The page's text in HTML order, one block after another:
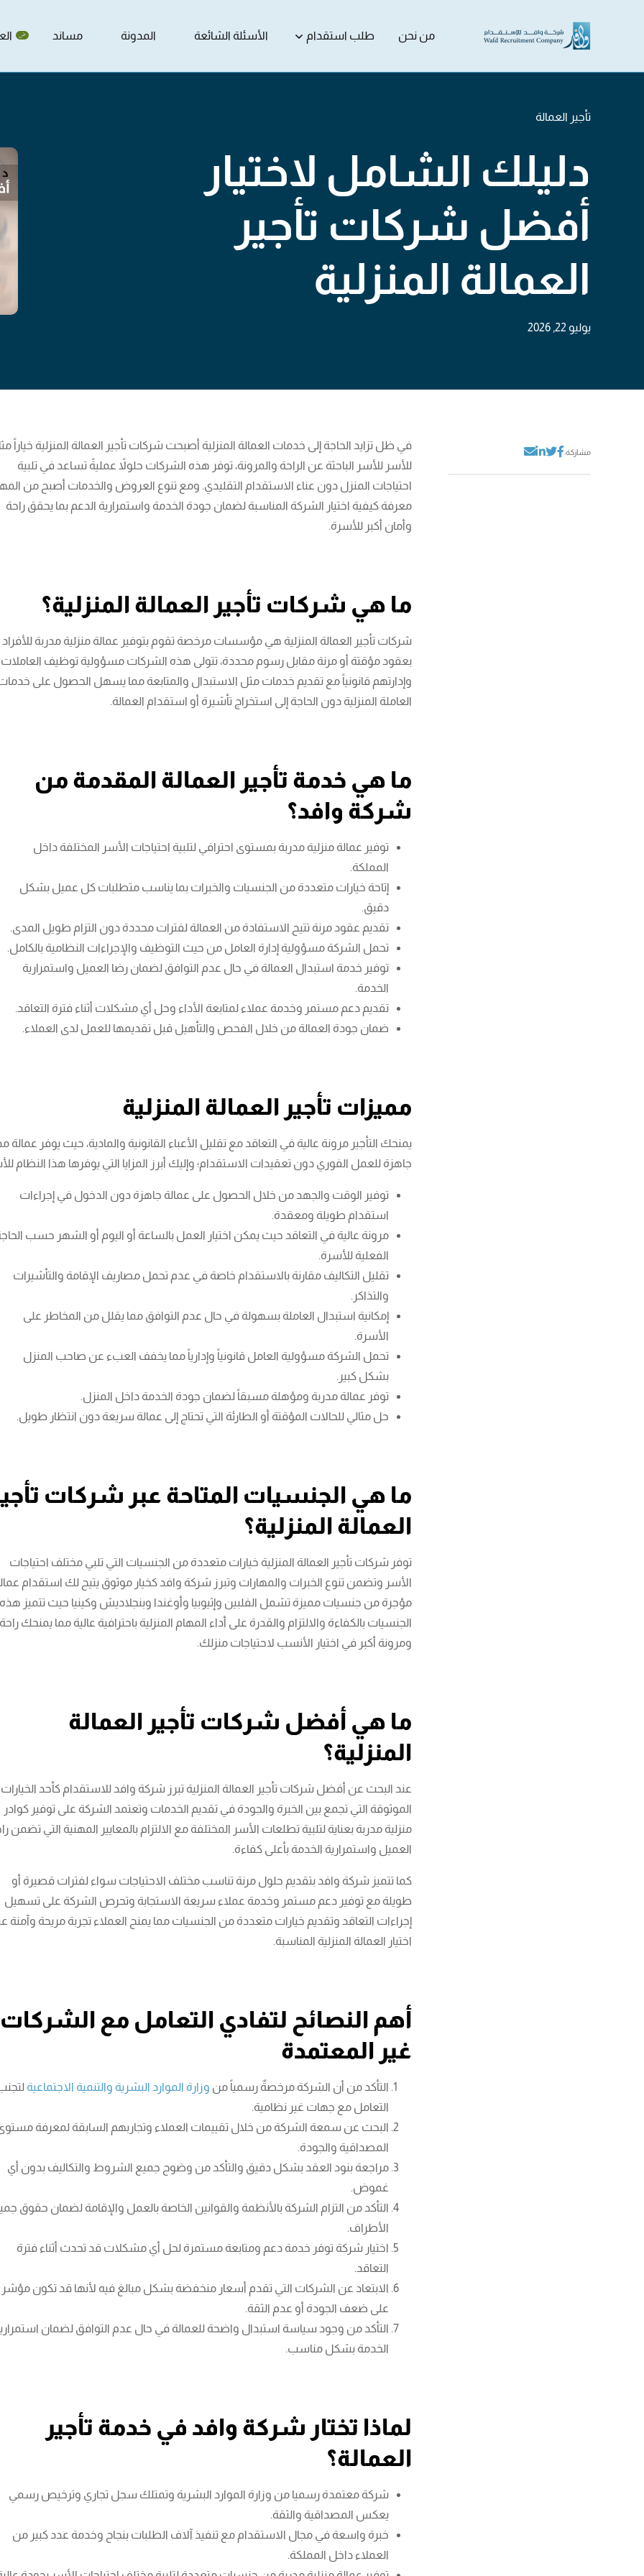
من نحن طلب استقدام الأسئلة الشائعة المدونة مساند
تأجير العمالة
دليلك الشامل لاختيار
أفضل شركات تأجير
العمالة المنزلية
يوليو 22, 2026
مشاركة:
في ظل تزايد الحاجة إلى خدمات العمالة المنزلية أصبحت شركات تأجير العمالة المنزلية خياراً
للأسر للأسر الباحثة عن الراحة والمرونة، توفر هذه الشركات حلولاً عمليةً تساعد في تلبية
احتياجات المنزل دون عناء الاستقدام التقليدي. ومع تنوع العروض والخدمات أصبح من
معرفة كيفية اختيار الشركة المناسبة لضمان جودة الخدمة واستمرارية الدعم بما يحقق راحة
وأمان أكبر للأسرة.
ما هي شركات تأجير العمالة المنزلية؟
شركات تأجير العمالة المنزلية هي مؤسسات مرخصة تقوم بتوفير عمالة منزلية مدربة للأفراد
بعقود مؤقتة أو مرنة مقابل رسوم محددة، تتولى هذه الشركات مسؤولية توظيف العاملات
وإدارتهم قانونياً مع تقديم خدمات مثل الاستبدال والمتابعة مما يسهل الحصول على
العاملة المنزلية دون الحاجة إلى استخراج تأشيرة أو استقدام العمالة.
ما هي خدمة تأجير العمالة المقدمة من
شركة وافد؟
توفير عمالة منزلية مدربة بمستوى احترافي لتلبية احتياجات الأسر المختلفة داخل
المملكة.
إتاحة خيارات متعددة من الجنسيات والخبرات بما يناسب متطلبات كل عميل بشكل
دقيق.
تقديم عقود مرنة تتيح الاستفادة من العمالة لفترات محددة دون التزام طويل المدى.
تحمل الشركة مسؤولية إدارة العامل من حيث التوظيف والإجراءات النظامية بالكامل.
توفير خدمة استبدال العمالة في حال عدم التوافق لضمان رضا العميل واستمرارية
الخدمة.
تقديم دعم مستمر وخدمة عملاء لمتابعة الأداء وحل أي مشكلات أثناء فترة التعاقد.
ضمان جودة العمالة من خلال الفحص والتأهيل قبل تقديمها للعمل لدى العملاء.
مميزات تأجير العمالة المنزلية
يمنحك التأجير مرونة عالية في التعاقد مع تقليل الأعباء القانونية والمادية، حيث يوفر عمالة
جاهزة للعمل الفوري دون تعقيدات الاستقدام؛ وإليك أبرز المزايا التي يوفرها هذا النظام
توفير الوقت والجهد من خلال الحصول على عمالة جاهزة دون الدخول في إجراءات
استقدام طويلة ومعقدة.
مرونة عالية في التعاقد حيث يمكن اختيار العمل بالساعة أو اليوم أو الشهر حسب
الفعلية للأسرة.
تقليل التكاليف مقارنة بالاستقدام خاصة في عدم تحمل مصاريف الإقامة والتأشيرات
والتذاكر.
إمكانية استبدال العاملة بسهولة في حال عدم التوافق مما يقلل من المخاطر على
الأسرة.
تحمل الشركة مسؤولية العامل قانونياً وإدارياً مما يخفف العبء عن صاحب المنزل
بشكل كبير.
توفر عمالة مدربة ومؤهلة مسبقاً لضمان جودة الخدمة داخل المنزل.
حل مثالي للحالات المؤقتة أو الطارئة التي تحتاج إلى عمالة سريعة دون انتظار طويل.
ما هي الجنسيات المتاحة عبر شركات
العمالة المنزلية؟
توفر شركات تأجير العمالة المنزلية خيارات متعددة من الجنسيات التي تلبي مختلف احتياجات
الأسر وتضمن تنوع الخبرات والمهارات وتبرز شركة وافد كخيار موثوق يتيح لك استقدام
مؤجرة من جنسيات مميزة تشمل الفلبين وإثيوبيا وأوغندا وبنجلاديش وكينيا حيث تتميز
الجنسيات بالكفاءة والالتزام والقدرة على أداء المهام المنزلية باحترافية عالية مما يمنحك
ومرونة أكبر في اختيار الأنسب لاحتياجات منزلك.
ما هي أفضل شركات تأجير العمالة
المنزلية؟
عند البحث عن أفضل شركات تأجير العمالة المنزلية تبرز شركة وافد للاستقدام كأحد الخيارات
الموثوقة التي تجمع بين الخبرة والجودة في تقديم الخدمات وتعتمد الشركة على توفير كوادر
منزلية مدربة بعناية لتلبية تطلعات الأسر المختلفة مع الالتزام بالمعايير المهنية التي تضمن
العميل واستمرارية الخدمة بأعلى كفاءة.
كما تتميز شركة وافد بتقديم حلول مرنة تناسب مختلف الاحتياجات سواء لفترات قصيرة أو
طويلة مع توفير دعم مستمر وخدمة عملاء سريعة الاستجابة وتحرص الشركة على تسهيل
إجراءات التعاقد وتقديم خيارات متعددة من الجنسيات مما يمنح العملاء تجربة مريحة وآمنة
اختيار العمالة المنزلية المناسبة.
أهم النصائح لتفادي التعامل مع الشركات
غير المعتمدة
التأكد من أن الشركة مرخصةٌ رسمياً من وزارة الموارد البشرية والتنمية الاجتماعية
التعامل مع جهات غير نظامية.
البحث عن سمعة الشركة من خلال تقييمات العملاء وتجاربهم السابقة لمعرفة
المصداقية والجودة.
مراجعة بنود العقد بشكل دقيق والتأكد من وضوح جميع الشروط والتكاليف بدون أي
غموض.
التأكد من التزام الشركة بالأنظمة والقوانين الخاصة بالعمل والإقامة لضمان حقوق
الأطراف.
اختيار شركة توفر خدمة دعم ومتابعة مستمرة لحل أي مشكلات قد تحدث أثناء فترة
التعاقد.
الابتعاد عن الشركات التي تقدم أسعار منخفضة بشكل مبالغ فيه لأنها قد تكون مؤشر
على ضعف الجودة أو عدم الثقة.
التأكد من وجود سياسة استبدال واضحة للعمالة في حال عدم التوافق لضمان
الخدمة بشكل مناسب.
لماذا تختار شركة وافد في خدمة تأجير
العمالة؟
شركة معتمدة رسميا من وزارة الموارد البشرية وتمتلك سجل تجاري وترخيص رسمي
يعكس المصداقية والثقة.
خبرة واسعة في مجال الاستقدام مع تنفيذ آلاف الطلبات بنجاح وخدمة عدد كبير من
العملاء داخل المملكة.